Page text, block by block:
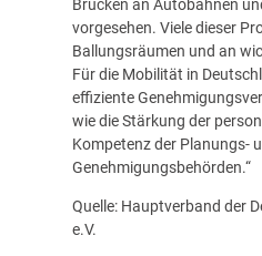
Brücken an Autobahnen
vorgesehen. Viele dieser
Ballungsräumen und an
Für die Mobilität in
effiziente
wie die Stärkung der
Kompetenz der Planungs-
Genehmigungsbehörden.“
Quelle: Hauptverband der
e.V.